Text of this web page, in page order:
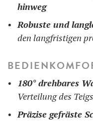
hinweg
Robuste und
den langfristigen
180° drehbares
Verteilung des
Präzise gefräste